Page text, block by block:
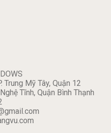
Trung Mỹ Tây, Quận 12
Tĩnh, Quận Bình Thạnh